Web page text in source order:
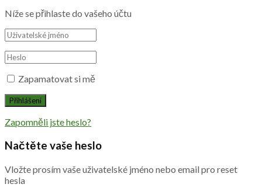
Níže se přihlaste do vašeho účtu
Zapamatovat si mě
Zapomněli jste heslo?
Načtěte vaše heslo
Vložte prosím vaše uživatelské jméno nebo email pro reset
hesla